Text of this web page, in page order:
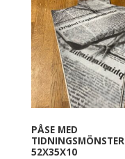
PÅSE MED
TIDNINGSMÖNSTER
52X35X10